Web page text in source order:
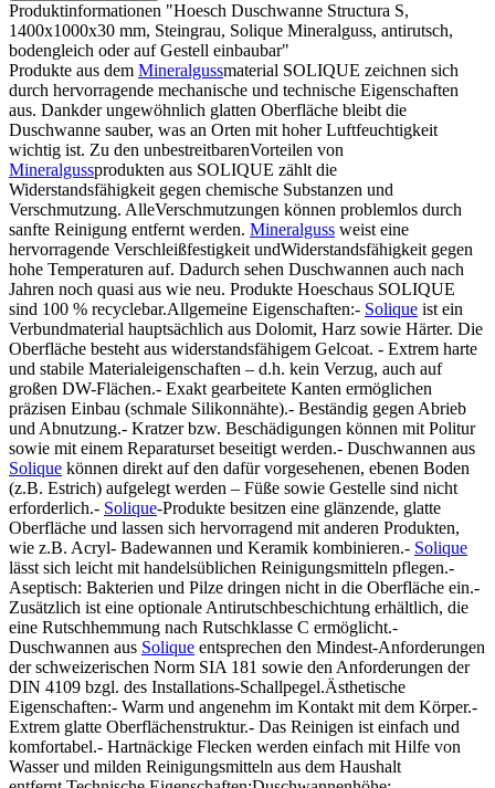
Produktinformationen "Hoesch Duschwanne Structura S,
1400x1000x30 mm, Steingrau, Solique Mineralguss, antirutsch,
bodengleich oder auf Gestell einbaubar"
Produkte aus dem Mineralgussmaterial SOLIQUE zeichnen sich
durch hervorragende mechanische und technische Eigenschaften
aus. Dankder ungewöhnlich glatten Oberfläche bleibt die
Duschwanne sauber, was an Orten mit hoher Luftfeuchtigkeit
wichtig ist. Zu den unbestreitbarenVorteilen von
Mineralgussprodukten aus SOLIQUE zählt die
Widerstandsfähigkeit gegen chemische Substanzen und
Verschmutzung. AlleVerschmutzungen können problemlos durch
sanfte Reinigung entfernt werden. Mineralguss weist eine
hervorragende Verschleißfestigkeit undWiderstandsfähigkeit gegen
hohe Temperaturen auf. Dadurch sehen Duschwannen auch nach
Jahren noch quasi aus wie neu. Produkte Hoeschaus SOLIQUE
sind 100 % recyclebar.Allgemeine Eigenschaften:- Solique ist ein
Verbundmaterial hauptsächlich aus Dolomit, Harz sowie Härter. Die
Oberfläche besteht aus widerstandsfähigem Gelcoat. - Extrem harte
und stabile Materialeigenschaften – d.h. kein Verzug, auch auf
großen DW-Flächen.- Exakt gearbeitete Kanten ermöglichen
präzisen Einbau (schmale Silikonnähte).- Beständig gegen Abrieb
und Abnutzung.- Kratzer bzw. Beschädigungen können mit Politur
sowie mit einem Reparaturset beseitigt werden.- Duschwannen aus
Solique können direkt auf den dafür vorgesehenen, ebenen Boden
(z.B. Estrich) aufgelegt werden – Füße sowie Gestelle sind nicht
erforderlich.- Solique-Produkte besitzen eine glänzende, glatte
Oberfläche und lassen sich hervorragend mit anderen Produkten,
wie z.B. Acryl- Badewannen und Keramik kombinieren.- Solique
lässt sich leicht mit handelsüblichen Reinigungsmitteln pflegen.-
Aseptisch: Bakterien und Pilze dringen nicht in die Oberfläche ein.-
Zusätzlich ist eine optionale Antirutschbeschichtung erhältlich, die
eine Rutschhemmung nach Rutschklasse C ermöglicht.-
Duschwannen aus Solique entsprechen den Mindest-Anforderungen
der schweizerischen Norm SIA 181 sowie den Anforderungen der
DIN 4109 bzgl. des Installations-Schallpegel.Ästhetische
Eigenschaften:- Warm und angenehm im Kontakt mit dem Körper.-
Extrem glatte Oberflächenstruktur.- Das Reinigen ist einfach und
komfortabel.- Hartnäckige Flecken werden einfach mit Hilfe von
Wasser und milden Reinigungsmitteln aus dem Haushalt